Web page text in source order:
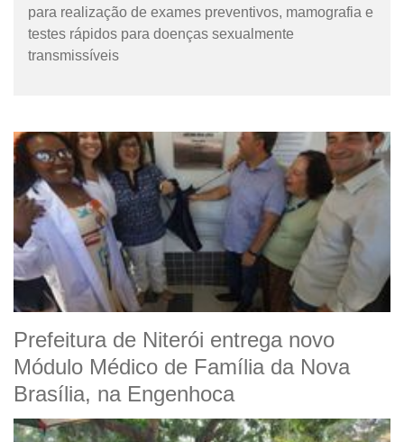
para realização de exames preventivos, mamografia e
testes rápidos para doenças sexualmente
transmissíveis
Prefeitura de Niterói entrega novo
Módulo Médico de Família da Nova
Brasília, na Engenhoca